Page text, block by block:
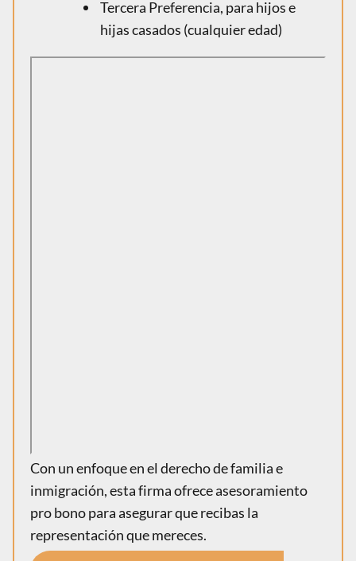
Tercera Preferencia, para hijos e
hijas casados ​​(cualquier edad)
Con un enfoque en el derecho de familia e
inmigración, esta firma ofrece asesoramiento
pro bono para asegurar que recibas la
representación que mereces.